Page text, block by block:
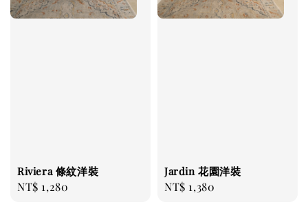
Riviera 條紋洋裝
Regular
NT$ 1,280
Jardin 花園洋裝
Regular
NT$ 1,380